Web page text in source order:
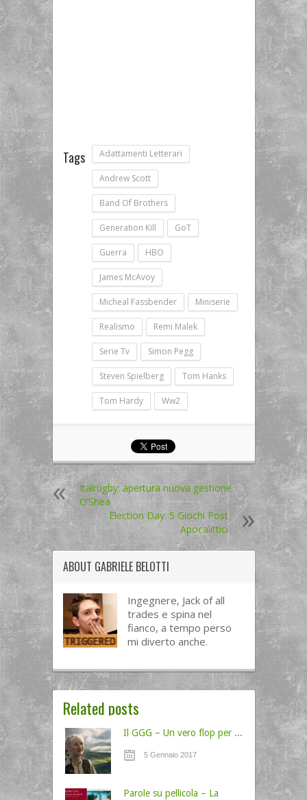
Tags Adattamenti Letterari
Andrew Scott
Band Of Brothers
Generation Kill GoT
Guerra HBO
James McAvoy
Micheal Fassbender Miniserie
Realismo Remi Malek
Serie Tv Simon Pegg
Steven Spielberg Tom Hanks
Tom Hardy Ww2
Italrugby: apertura nuova gestione
O’Shea
Election Day: 5 Giochi Post
Apocalittici
ABOUT GABRIELE BELOTTI
Ingegnere, Jack of all
trades e spina nel
fianco, a tempo perso
mi diverto anche.
Related posts
Il GGG – Un vero flop per ...
5 Gennaio 2017
Parole su pellicola – La